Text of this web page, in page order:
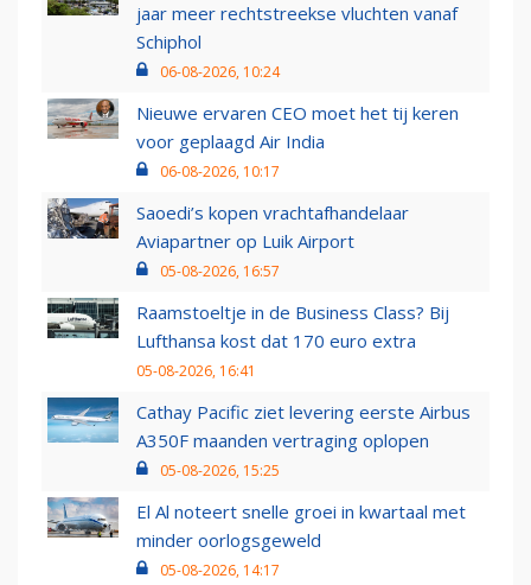
jaar meer rechtstreekse vluchten vanaf
Schiphol
06-08-2026, 10:24
Nieuwe ervaren CEO moet het tij keren
voor geplaagd Air India
06-08-2026, 10:17
Saoedi’s kopen vrachtafhandelaar
Aviapartner op Luik Airport
05-08-2026, 16:57
Raamstoeltje in de Business Class? Bij
Lufthansa kost dat 170 euro extra
05-08-2026, 16:41
Cathay Pacific ziet levering eerste Airbus
A350F maanden vertraging oplopen
05-08-2026, 15:25
El Al noteert snelle groei in kwartaal met
minder oorlogsgeweld
05-08-2026, 14:17